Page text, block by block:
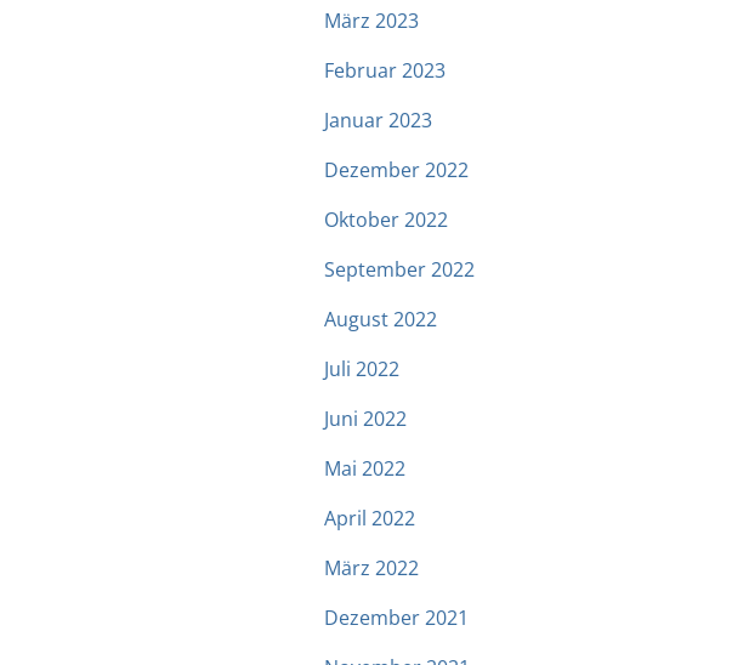
März 2023
Februar 2023
Januar 2023
Dezember 2022
Oktober 2022
September 2022
August 2022
Juli 2022
Juni 2022
Mai 2022
April 2022
März 2022
Dezember 2021